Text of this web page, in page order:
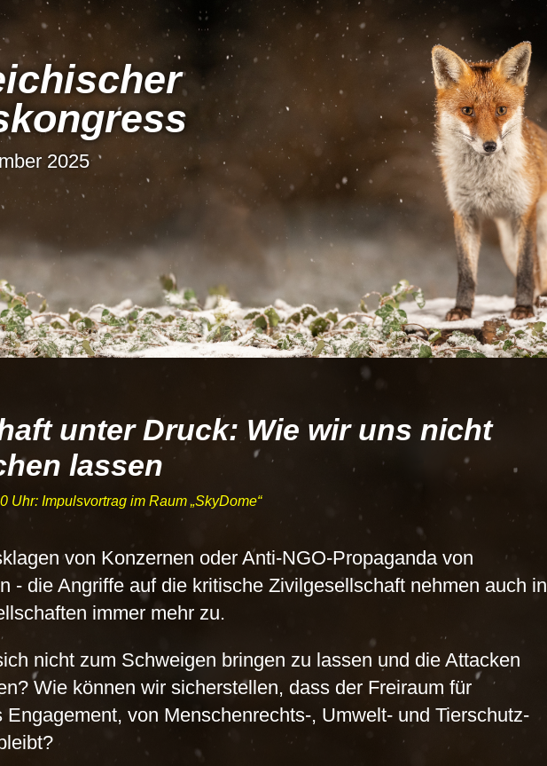
2025
unter Druck: Wie wir uns nicht
lassen
Uhr: Impulsvortrag im Raum SkyDome
von Konzernen oder Anti-NGO-Propaganda von
- die Angriffe auf die kritische Zivilgesellschaft nehmen auch in
immer mehr zu.
nicht zum Schweigen bringen zu lassen und die Attacken
Wie können wir sicherstellen, dass der Freiraum für
von Menschenrechts-, Umwelt- und Tierschutz-